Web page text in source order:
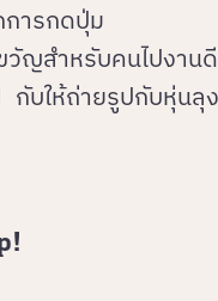
การกดปุ่ม
ขวัญสำหรับคนไปงา
กับให้ถ่ายรูปกับหุ่น